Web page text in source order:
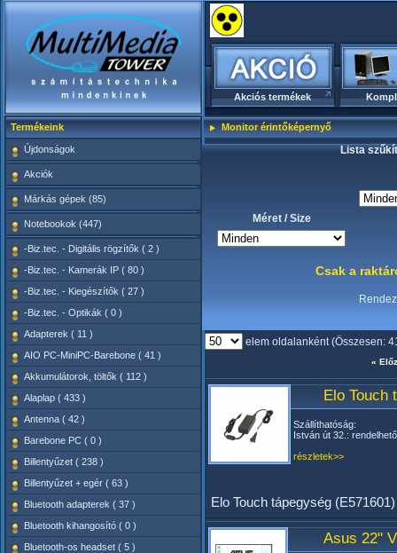
Akciós termékek
Termékeink
Újdonságok
Akciók
Márkás gépek (85)
Notebookok (447)
-Biz.tec. - Digitális rögzítők ( 2 )
-Biz.tec. - Kamerák IP ( 80 )
-Biz.tec. - Kiegészítők ( 27 )
-Biz.tec. - Optikák ( 0 )
Adapterek ( 11 )
AIO PC-MiniPC-Barebone ( 41 )
Akkumulátorok, töltők ( 112 )
Alaplap ( 433 )
Antenna ( 42 )
Barebone PC ( 0 )
Billentyűzet ( 238 )
Billentyűzet + egér ( 63 )
Bluetooth adapterek ( 37 )
Bluetooth kihangosító ( 0 )
Bluetooth-os headset ( 5 )
Monitor érintőképernyő
Lista
Méret / Size
Csak a
elem oldalanként (Összesen:
«
Elo Touch
Szállíthatóság:
István út 32.: rendelhető
részletek>>
Elo Touch tápegység (E571601)
Asus 22"